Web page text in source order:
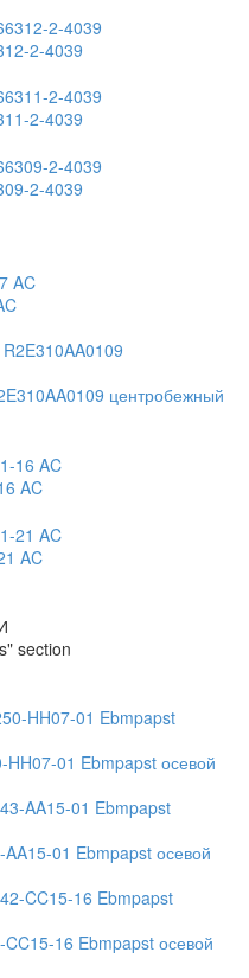
2-4039
2-4039
2-4039
центробежный
AC
AC
section
HH07-01 Ebmpapst осевой
01 Ebmpapst осевой
16 Ebmpapst осевой